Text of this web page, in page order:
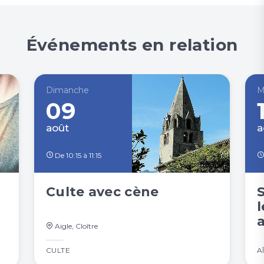
Événements en relation
Dimanche
09
août
De 10:15 à 11:15
Culte avec cène
Aigle, Cloître
CULTE